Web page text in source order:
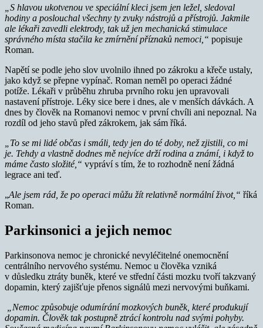
„S hlavou ukotvenou ve speciální kleci jsem jen ležel, sledoval
hodiny a poslouchal všechny ty zvuky nástrojů a přístrojů. Jakmile
ale lékaři zavedli elektrody, tak už jen mechanická stimulace
správného místa stačila ke zmírnění příznaků nemoci,“ popisuje
Roman.
Napětí se podle jeho slov uvolnilo ihned po zákroku a křeče ustaly,
jako když se přepne vypínač. Roman neměl po operaci žádné
potíže. Lékaři v průběhu zhruba prvního roku jen upravovali
nastavení přístroje. Léky sice bere i dnes, ale v menších dávkách. A
dnes by člověk na Romanovi nemoc v první chvíli ani nepoznal. Na
rozdíl od jeho stavů před zákrokem, jak sám říká.
„To se mi lidé občas i smáli, tedy jen do té doby, než zjistili, co mi
je. Tehdy a vlastně dodnes mě nejvíce drží rodina a známí, i když to
máme často složité,“ vypráví s tím, že to rozhodně není žádná
legrace ani teď.
„Ale jsem rád, že po operaci můžu žít relativně normální život,“ říká
Roman.
Parkinsonici a jejich nemoc
Parkinsonova nemoc je chronické nevyléčitelné onemocnění
centrálního nervového systému. Nemoc u člověka vzniká
v důsledku ztráty buněk, které ve střední části mozku tvoří takzvaný
dopamin, který zajišťuje přenos signálů mezi nervovými buňkami.
„Nemoc způsobuje odumírání mozkových buněk, které produkují
dopamin. Člověk tak postupně ztrácí kontrolu nad svými pohyby.